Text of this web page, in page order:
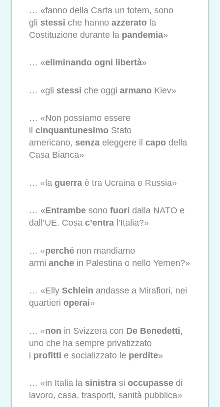
… «fanno della Carta un totem, sono
gli stessi che hanno azzerato la
Costituzione durante la pandemia»
… «eliminando ogni libertà»
… «gli stessi che oggi armano Kiev»
… «Non possiamo essere
il cinquantunesimo Stato
americano, senza eleggere il capo della
Casa Bianca»
… «la guerra è tra Ucraina e Russia»
… «Entrambe sono fuori dalla NATO e
dall’UE. Cosa c’entra l’Italia?»
… «perché non mandiamo
armi anche in Palestina o nello Yemen?»
… «Elly Schlein andasse a Mirafiori, nei
quartieri operai»
… «non in Svizzera con De Benedetti,
uno che ha sempre privatizzato
i profitti e socializzato le perdite»
… «in Italia la sinistra si occupasse di
lavoro, casa, trasporti, sanità pubblica»